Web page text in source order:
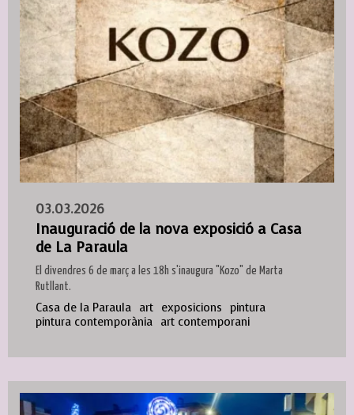
03.03.2026
Inauguració de la nova exposició a Casa
de La Paraula
El divendres 6 de març a les 18h s'inaugura "Kozo" de Marta
Rutllant.
Casa de la Paraula art exposicions pintura
pintura contemporània art contemporani